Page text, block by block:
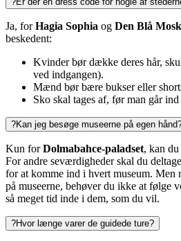
Ja, forHagia Sophia og Den Blå
beskedent:
Kvinder bør dække deres hår,
ved indgangen).
Mænd bør bære bukser eller
Sko skal tages af, før man går
?Kan jeg besøge museerne på egen
Kun forDolmabahce-paladset, kan du
For andre seværdigheder skal du
for at komme ind i hvert museum. Men
på museerne, behøver du ikke at følge
så meget tid inde i dem, som du vil.
?Hvor længe varer de guidede ture?